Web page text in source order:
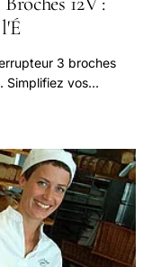
3 broches
Simplifiez vos